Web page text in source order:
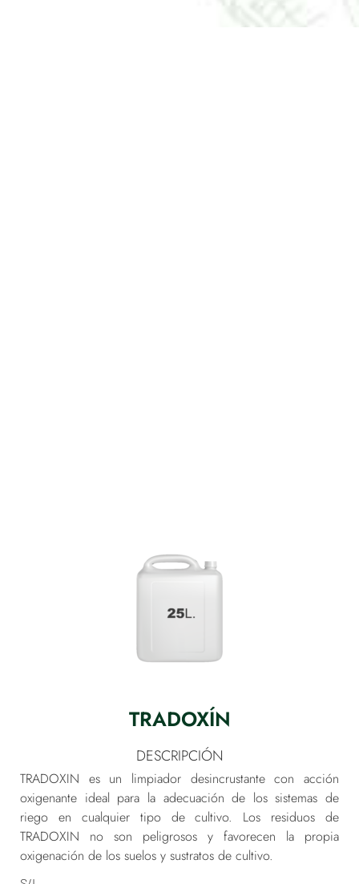
TRADOXÍN
DESCRIPCIÓN
TRADOXIN es un limpiador desincrustante con acción
oxigenante ideal para la adecuación de los sistemas de
riego en cualquier tipo de cultivo. Los residuos de
TRADOXIN no son peligrosos y favorecen la propia
oxigenación de los suelos y sustratos de cultivo.